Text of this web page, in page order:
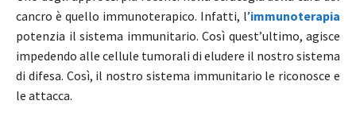
cancro è quello immunoterapico. Infatti, l’immunoterapia
potenzia il sistema immunitario. Così quest’ultimo, agisce
impedendo alle cellule tumorali di eludere il nostro sistema
di difesa. Così, il nostro sistema immunitario le riconosce e
le attacca.